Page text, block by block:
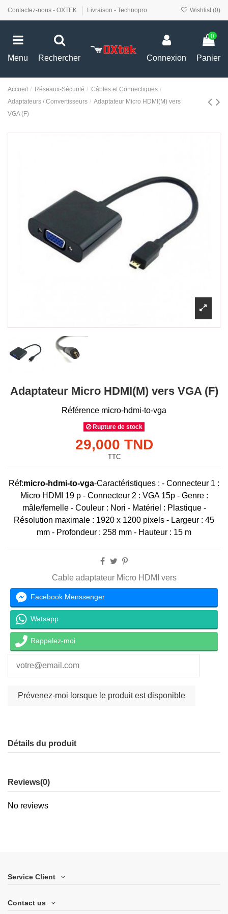
Contactez-nous - OXTEK Livraison - Technopro Wishlist (0)
Menu Rechercher Connexion
0
Panier
Accueil Réseaux-Sécurité
Câbles et Connectiques
Adaptateurs / Convertisseurs
Adaptateur Micro HDMI(M) vers
VGA (F)
Adaptateur Micro HDMI(M) vers VGA (F)
Référence micro-hdmi-to-vga
Rupture de stock
29,000 TND
TTC
Réf:micro-hdmi-to-vga-Caractéristiques : - Connecteur 1 :
Micro HDMI 19 p - Connecteur 2 : VGA 15p - Genre :
mâle/femelle - Couleur : Nori - Matériel : Plastique -
Résolution maximale : 1920 x 1200 pixels - Largeur : 45
mm - Profondeur : 258 mm - Hauteur : 15 m
Cable adaptateur Micro HDMI vers
Facebook Menssenger
Watsapp
Rappelez-moi
Détails du produit
Reviews(0)
No reviews
Service Client
Contact us